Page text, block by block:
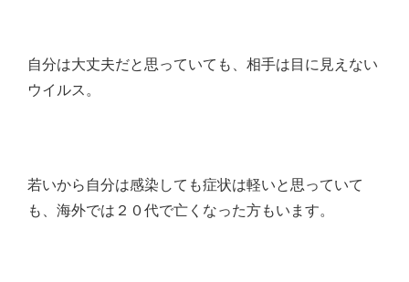
自分は大丈夫だと思っていても、相手は目に見えない
ウイルス。
若いから自分は感染しても症状は軽いと思っていて
も、海外では２０代で亡くなった方もいます。